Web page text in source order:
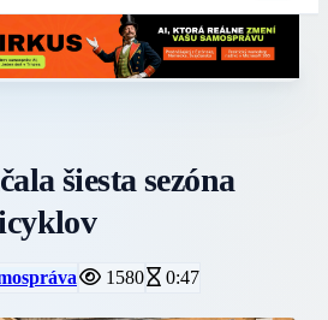
šiesta sezóna
1580 0:47